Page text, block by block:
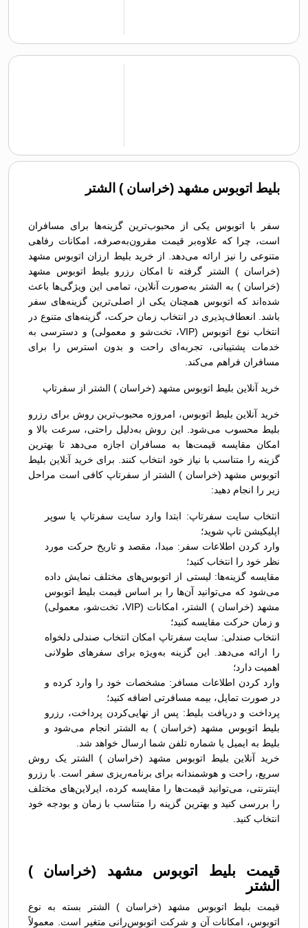
بلیط اتوبوس مشهد (خراسان ) الشتر
سفر با اتوبوس یکی از محبوب‌ترین گزینه‌ها برای مسافران
است، چرا که علاوه‌بر قیمت مقرون‌به‌صرفه، امکانات رفاهی
متنوعی را نیز ارائه می‌دهد. از خرید بلیط ارزان اتوبوس مشهد
(خراسان ) الشتر گرفته تا امکان رزرو بلیط اتوبوس مشهد
(خراسان ) به الشتر به‌صورت آنلاین، تمامی این ویژگی‌ها باعث
شده‌اند که اتوبوس همچنان یکی از اصلی‌ترین گزینه‌های سفر
باشد. انعطاف‌پذیری در انتخاب زمان حرکت، گزینه‌های متنوع در
انتخاب نوع اتوبوس (VIP، تخت‌شو و معمولی) و دسترسی به
خدمات پشتیبانی، تجربه‌ای راحت و بدون استرس را برای
مسافران فراهم می‌کند.
خرید آنلاین بلیط اتوبوس مشهد (خراسان ) الشتر از سفرتاپ
خرید آنلاین بلیط اتوبوس، امروزه محبوب‌ترین روش برای رزرو
بلیط محسوب می‌شود. این روش به‌دلیل راحتی، سرعت بالا و
امکان مقایسه قیمت‌ها به مسافران اجازه می‌دهد تا بهترین
گزینه را متناسب با نیاز خود انتخاب کنند. برای خرید آنلاین بلیط
اتوبوس مشهد (خراسان ) الشتر از سفرتاپ کافی است مراحل
زیر را انجام دهید:
انتخاب سایت سفرتاپ: ابتدا وارد سایت سفرتاپ یا سوپر
اپلیکیشن تاپ شوید؛
وارد کردن اطلاعات سفر: مبدا، مقصد و تاریخ حرکت مورد
نظر خود را انتخاب کنید؛
مقایسه گزینه‌ها: لیستی از اتوبوس‌های مختلف نمایش داده
می‌شود که می‌توانید آن‌ها را بر اساس قیمت بلیط اتوبوس
مشهد (خراسان ) الشتر، امکانات (VIP، تخت‌شو، معمولی)
و زمان حرکت مقایسه کنید؛
انتخاب صندلی: سایت سفرتاپ امکان انتخاب صندلی دلخواه
را ارائه می‌دهد. این گزینه به‌ویژه برای سفرهای طولانی
اهمیت دارد؛
وارد کردن اطلاعات مسافر: مشخصات خود را وارد کرده و
در صورت تمایل، بیمه مسافرتی اضافه کنید؛
پرداخت و دریافت بلیط: پس از نهایی‌کردن پرداخت، رزرو
بلیط اتوبوس مشهد (خراسان ) به الشتر انجام می‌شود و
بلیط به ایمیل یا شماره تلفن شما ارسال خواهد شد.
خرید آنلاین بلیط اتوبوس مشهد (خراسان ) الشتر یک روش
سریع، راحت و هوشمندانه برای برنامه‌ریزی سفر است. با رزرو
اینترنتی، می‌توانید قیمت‌ها را مقایسه کرده، ایرلاین‌های مختلف
را بررسی کنید و بهترین گزینه را متناسب با زمان و بودجه خود
انتخاب کنید.
قیمت بلیط اتوبوس مشهد (خراسان )
الشتر
قیمت بلیط اتوبوس مشهد (خراسان ) الشتر بسته به نوع
اتوبوس، امکانات آن و شرکت اتوبوس‌رانی متغیر است. معمولاً